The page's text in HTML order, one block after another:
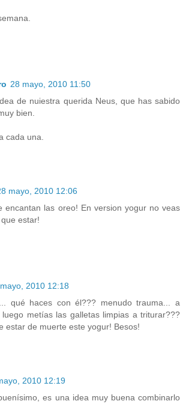
28 mayo, 2010 11:50
de nuiestra querida Neus, que has sabido
bien.
cada una.
mayo, 2010 12:06
encantan las oreo! En version yogur no veas
estar!
2010 12:18
qué haces con él??? menudo trauma... a
luego metías las galletas limpias a triturar???
estar de muerte este yogur! Besos!
2010 12:19
es una idea muy buena combinarlo